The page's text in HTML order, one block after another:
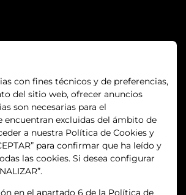
con fines técnicos y de preferencias,
del sitio web, ofrecer anuncios
son necesarias para el
excluidas del ámbito de
a nuestra Política de Cookies y
para confirmar que ha leído y
las cookies. Si desea configurar
en el apartado 6 de la Política de